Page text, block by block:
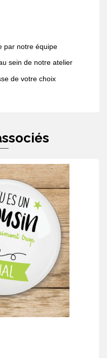
par notre équipe
sein de notre atelier
de votre choix